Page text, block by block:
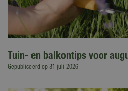
Tuin- en balkontips voor
Gepubliceerd op 31 juli 2026